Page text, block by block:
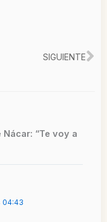
SIGUIENTE
“Te voy a
04:43